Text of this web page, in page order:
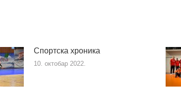
Спортска хроника
10. октобар 2022.